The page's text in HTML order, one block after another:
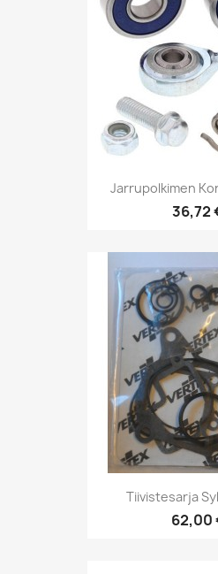
Jarrupolkimen
36,72
Tiivistesarja
62,00